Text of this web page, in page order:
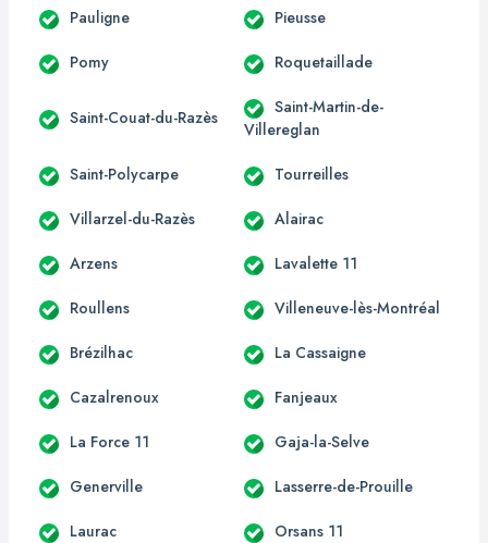
Pauligne Pieusse
Pomy Roquetaillade
Saint-Couat-du-Razès
Saint-Martin-de-
Villereglan
Saint-Polycarpe Tourreilles
Villarzel-du-Razès Alairac
Arzens Lavalette 11
Roullens Villeneuve-lès-Montréal
Brézilhac La Cassaigne
Cazalrenoux Fanjeaux
La Force 11 Gaja-la-Selve
Generville Lasserre-de-Prouille
Laurac Orsans 11